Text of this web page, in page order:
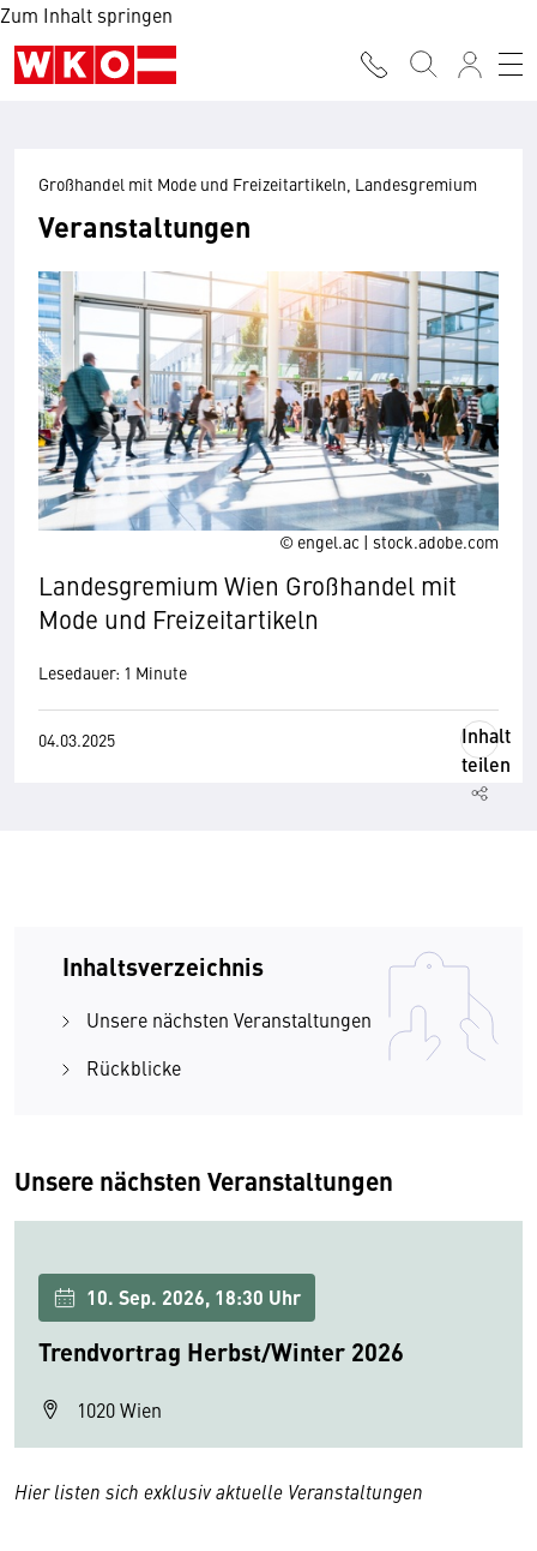
Zum Inhalt springen
© engel.ac | stock.adobe.com
Großhandel mit Mode und Freizeitartikeln, Landesgremium
Veranstaltungen
Landesgremium Wien Großhandel mit
Mode und Freizeitartikeln
Lesedauer: 1 Minute
04.03.2025
Inhalt
teilen
Inhaltsverzeichnis
Unsere nächsten Veranstaltungen
Rückblicke
Unsere nächsten Veranstaltungen
10. Sep. 2026, 18:30 Uhr
Trendvortrag Herbst/Winter 2026
1020 Wien
Hier listen sich exklusiv aktuelle Veranstaltungen